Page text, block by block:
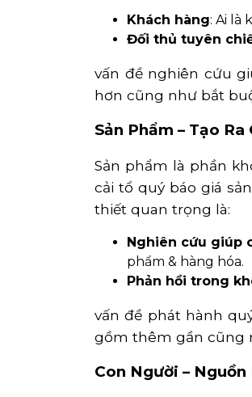
Khách hàng: Ai là
Đối thủ tuyên
vấn đề nghiên cứu
hơn cũng như bắt
Sản Phẩm – Tạo
Sản phẩm là phần
cải tổ quý báo giá
thiết quan trọng là:
Nghiên cứu giúp
phẩm & hàng hóa.
Phản hồi trong
vấn đề phát hành
gồm thêm gần cũng
Con Người –